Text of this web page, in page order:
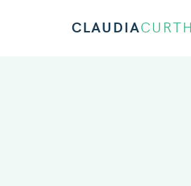
CLAUDIACURTH